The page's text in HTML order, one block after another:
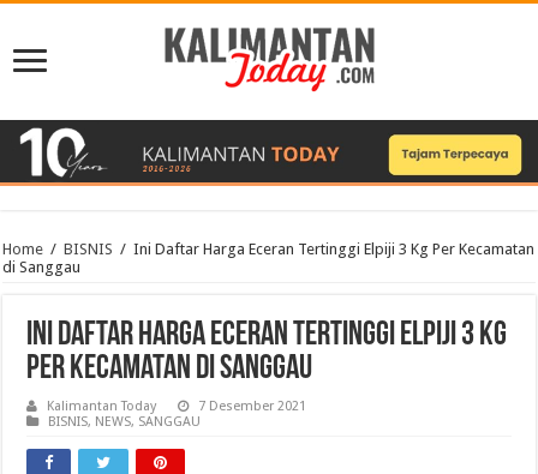
Home / BISNIS / Ini Daftar Harga Eceran Tertinggi Elpiji 3 Kg Per Kecamatan
di Sanggau
Ini Daftar Harga Eceran Tertinggi Elpiji 3 Kg
Per Kecamatan di Sanggau
Kalimantan Today
7 Desember 2021
BISNIS, NEWS, SANGGAU